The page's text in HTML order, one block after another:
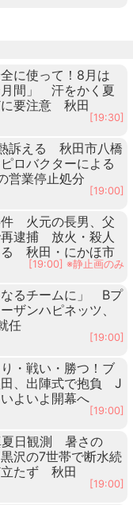
に使って！8月は
月間」 汗をかく夏
に要注意 秋田
[19:30]
訴える 秋田市八橋
ロバクターによる
業停止処分
[19:00]
件 火元の長男、父
逮捕 放火・殺人
る 秋田・にかほ市
[19:00] ※静止画のみ
なるチームに」 Bプ
ザンハピネッツ、
任
[19:00]
・戦い・勝つ！ブ
田、出陣式で抱負 J
よいよ開幕へ
[19:00]
夏日観測 暑さの
沢の7世帯で断水続
たず 秋田
[19:00]